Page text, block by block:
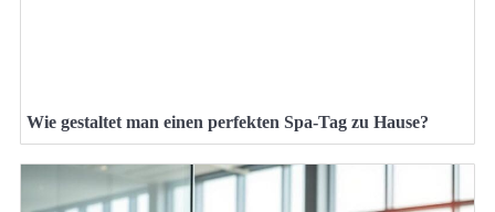
Wie gestaltet man einen perfekten Spa-Tag zu Hause?